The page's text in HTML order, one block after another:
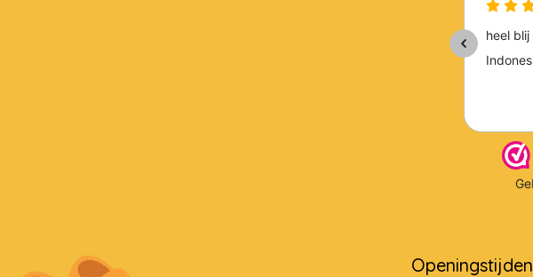
Openingstijden